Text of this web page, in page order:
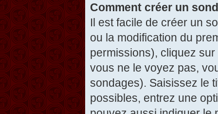
Comment créer un
Il est facile de créer un
ou la modification du
permissions), cliquez sur
vous ne le voyez pas,
sondages). Saisissez le
possibles, entrez une